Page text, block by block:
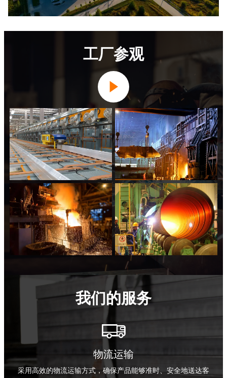
工厂参观

我们的服务

物流运输
采用高效的物流运输方式，确保产品能够准时、安全地送达客